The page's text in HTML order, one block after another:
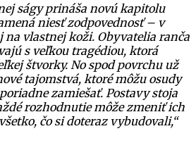
ságy prináša novú kapitolu
niesť zodpovednosť – v
na vlastnej koži. Obyvatelia ranča
s veľkou tragédiou, ktorá
štvorky. No spod povrchu už
tajomstvá, ktoré môžu osudy
zamiešať. Postavy stoja
rozhodnutie môže zmeniť ich
čo si doteraz vybudovali,“